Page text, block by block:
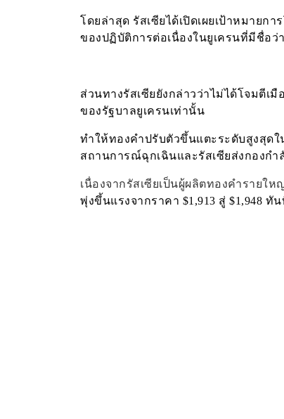
โดยล่าสุด รัสเซียได้เปิดเผยเป้าหมายก
ของปฏิบัติการต่อเนื่องในยูเครนที่มีชื่อว่
ส่วนทางรัสเซียยังกล่าวว่าไม่ได้โจมตีเ
ของรัฐบาลยูเครนเท่านั้น
ทำให้ทองคำปรับตัวขึ้นแตะระดับสูงสุด
สถานการณ์ฉุกเฉินและรัสเซียส่งกองกำ
เนื่องจากรัสเซียเป็นผู้ผลิตทองคำรายใ
พุ่งขึ้นแรงจากราคา $1,913 สู่ $1,948 ทั